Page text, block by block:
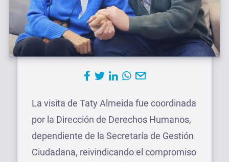
La visita de Taty Almeida fue coordinada
por la Dirección de Derechos Humanos,
dependiente de la Secretaría de Gestión
Ciudadana, reivindicando el compromiso